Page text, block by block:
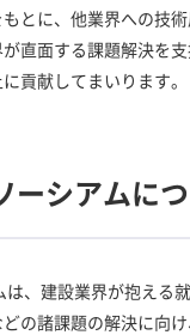
とに、他業界への技
直面する課題解決を支
貢献してまいります。
ーシアムに
は、建設業界が抱える
の諸課題の解決に向